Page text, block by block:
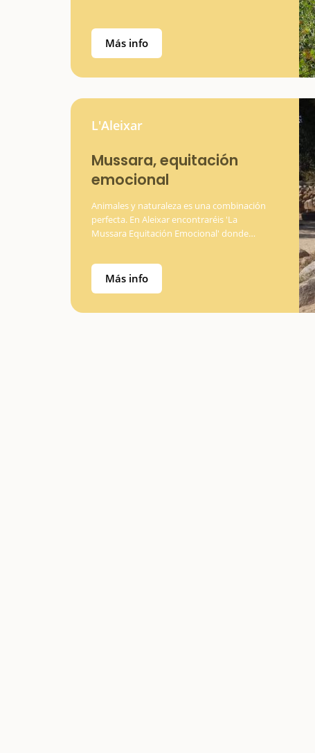
puede…
Más info
L'Aleixar
Mussara, equitación
emocional
Animales y naturaleza es una combinación
perfecta. En Aleixar encontraréis 'La
Mussara Equitación Emocional' donde
Más info